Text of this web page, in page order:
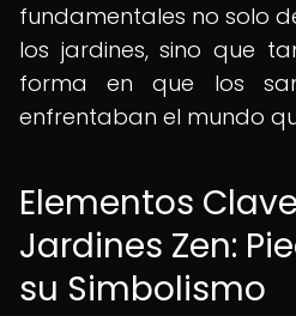
fundamentales no solo
los jardines, sino que
forma en que los
enfrentaban el mundo
Elementos
Jardines Zen:
su Simbolismo